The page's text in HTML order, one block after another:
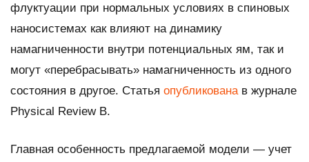
флуктуации при нормальных условиях в спиновых
наносистемах как влияют на динамику
намагниченности внутри потенциальных ям, так и
могут «перебрасывать» намагниченность из одного
состояния в другое. Статья опубликована в журнале
Physical Review B.
Главная особенность предлагаемой модели — учет